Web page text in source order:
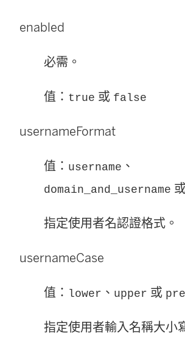
enabled
必需。
值： true 或 false
usernameFormat
值： username 、
domain_and_username
指定使用者名認證格式。
usernameCase
值： lower 、 upper 或
指定使用者輸入名稱大小